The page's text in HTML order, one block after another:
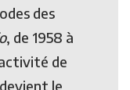
des
, de 1958 à
de
le